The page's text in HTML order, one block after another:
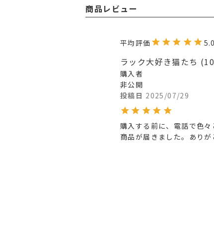
商品レビュー
ラック大好き猫たち
購入者
非公開
投稿日 2025/07/29
購入する前に、電話で色
商品が届きました。ありが